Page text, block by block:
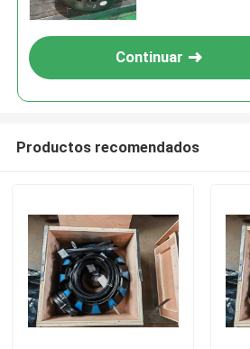
Continuar
Productos recomendados